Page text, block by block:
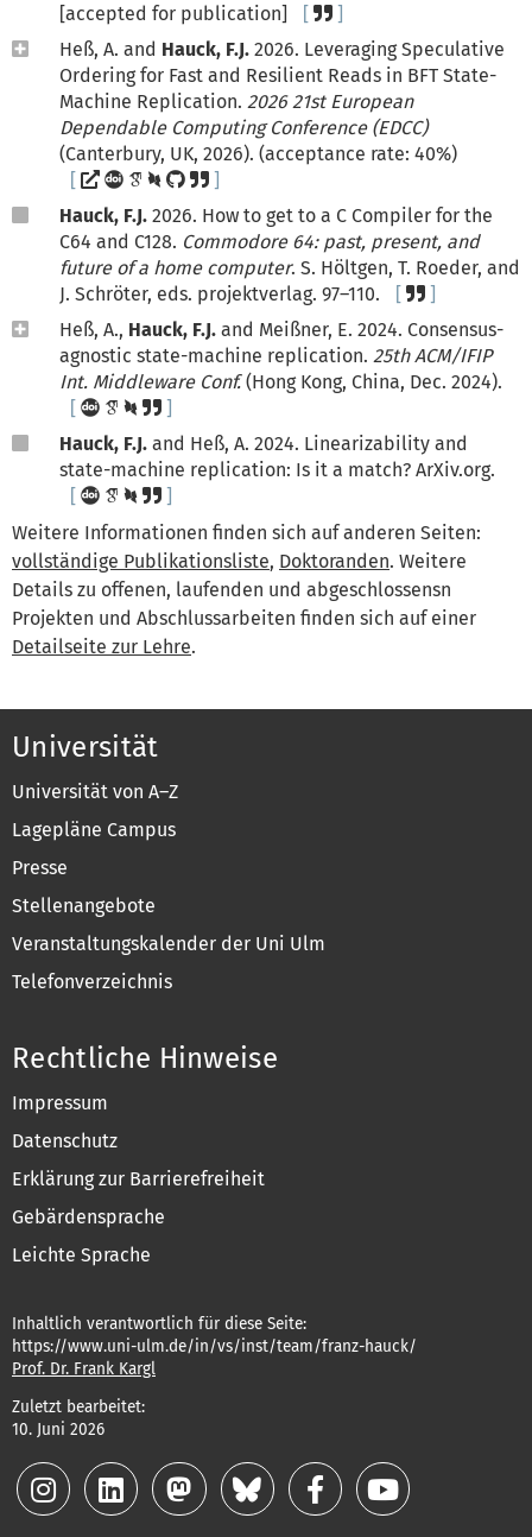
[accepted for publication]
Heß, A. and Hauck, F.J. 2026. Leveraging Speculative
Ordering for Fast and Resilient Reads in BFT State-
Machine Replication. 2026 21st European
Dependable Computing Conference (EDCC)
(Canterbury, UK, 2026). (acceptance rate: 40%)
Hauck, F.J. 2026. How to get to a C Compiler for the
C64 and C128. Commodore 64: past, present, and
future of a home computer. S. Höltgen, T. Roeder, and
J. Schröter, eds. projektverlag. 97–110.
Heß, A., Hauck, F.J. and Meißner, E. 2024. Consensus-
agnostic state-machine replication. 25th ACM/IFIP
Int. Middleware Conf.(Hong Kong, China, Dec. 2024).
Hauck, F.J. and Heß, A. 2024. Linearizability and
state-machine replication: Is it a match? ArXiv.org.
Weitere Informationen finden sich auf anderen Seiten:
vollständige Publikationsliste, Doktoranden. Weitere
Details zu offenen, laufenden und abgeschlossensn
Projekten und Abschlussarbeiten finden sich auf einer
Detailseite zur Lehre.
Universität
Universität von A–Z
Lagepläne Campus
Presse
Stellenangebote
Veranstaltungskalender der Uni Ulm
Telefonverzeichnis
Rechtliche Hinweise
Impressum
Datenschutz
Erklärung zur Barrierefreiheit
Gebärdensprache
Leichte Sprache
Inhaltlich verantwortlich für diese Seite:
https://www.uni-ulm.de/in/vs/inst/team/franz-hauck/
Prof. Dr. Frank Kargl
Zuletzt bearbeitet:
10. Juni 2026